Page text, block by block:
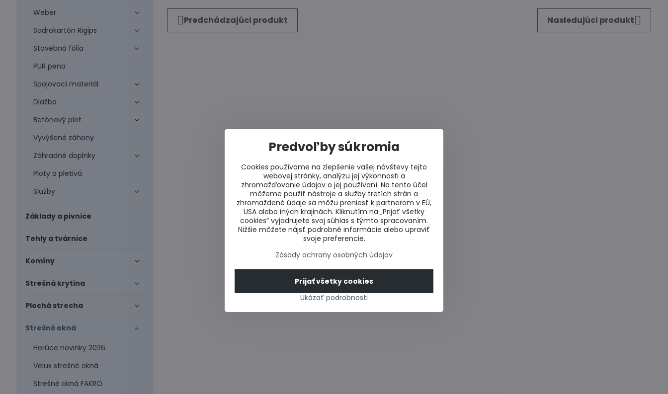
Predchádzajúci produkt Nasledujúci produkt
Weber
Sadrokartón Rigips
Stavebná fólia
PUR pena
Spojovací materiál
Dlažba
Betónový plot
Vyvýšené záhony
Záhradné doplnky
Ploty a pletivá
Služby
Základy a pivnice
Tehly a tvárnice
Komíny
Strešná krytina
Plochá strecha
Strešné okná
Horúce novinky 2026
Velux strešné okná
Strešné okná FAKRO
Predvoľby súkromia
Cookies používame na zlepšenie vašej návštevy tejto
webovej stránky, analýzu jej výkonnosti a
zhromažďovanie údajov o jej používaní. Na tento účel
môžeme použiť nástroje a služby tretích strán a
zhromaždené údaje sa môžu preniesť k partnerom v EÚ,
USA alebo iných krajinách. Kliknutím na „Prijať všetky
cookies“ vyjadrujete svoj súhlas s týmto spracovaním.
Nižšie môžete nájsť podrobné informácie alebo upraviť
svoje preferencie.
Zásady ochrany osobných údajov
Ukázať podrobnosti
Prijať všetky cookies